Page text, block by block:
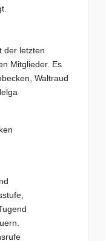
der letzten
Mitglieder. Es
Waltraud